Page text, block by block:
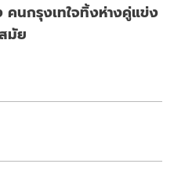
นกรุงเทใจทิ้งห่างคู่แข่ง
มัย